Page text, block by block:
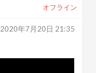
オフライン
2020年7月20日 21:35